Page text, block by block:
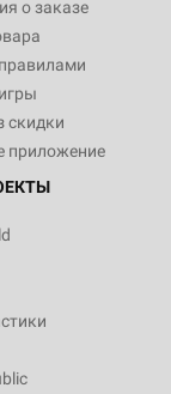
о заказе
скидки
приложение